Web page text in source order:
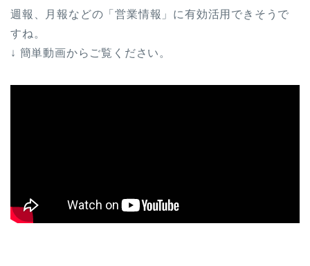
週報、月報などの「営業情報」に有効活用できそうで
すね。
↓ 簡単動画からご覧ください。